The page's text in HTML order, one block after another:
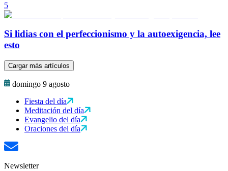
5
Si lidias con el perfeccionismo y la autoexigencia, lee
esto
Cargar más artículos
domingo 9 agosto
Fiesta del día
Meditación del día
Evangelio del día
Oraciones del día
Newsletter